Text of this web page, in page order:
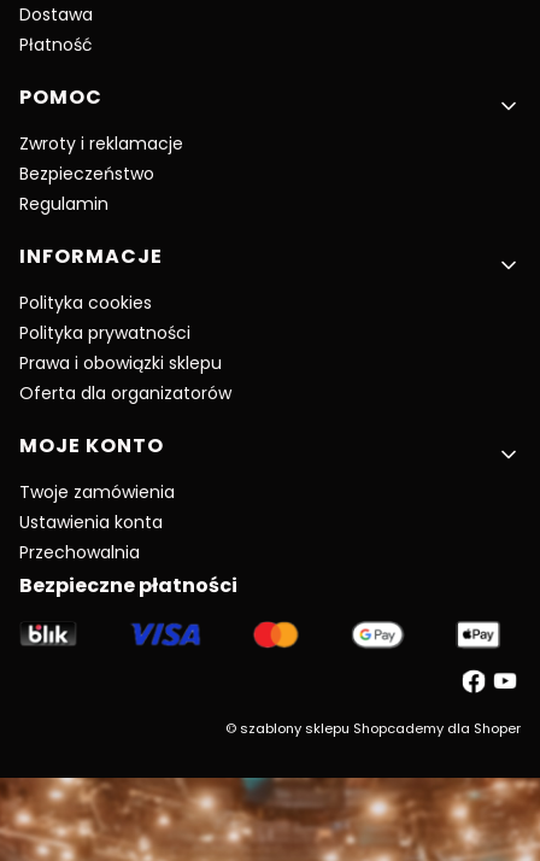
Dostawa
Płatność
POMOC
Zwroty i reklamacje
Bezpieczeństwo
Regulamin
INFORMACJE
Polityka cookies
Polityka prywatności
Prawa i obowiązki sklepu
Oferta dla organizatorów
MOJE KONTO
Twoje zamówienia
Ustawienia konta
Przechowalnia
Bezpieczne płatności
©szablony sklepu Shopcademy dla Shoper